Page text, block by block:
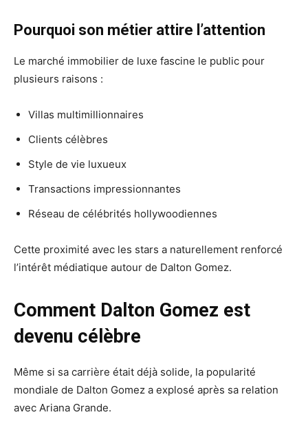
Pourquoi son métier attire l’attention
Le marché immobilier de luxe fascine le public pour
plusieurs raisons :
Villas multimillionnaires
Clients célèbres
Style de vie luxueux
Transactions impressionnantes
Réseau de célébrités hollywoodiennes
Cette proximité avec les stars a naturellement renforcé
l’intérêt médiatique autour de Dalton Gomez.
Comment Dalton Gomez est
devenu célèbre
Même si sa carrière était déjà solide, la popularité
mondiale de Dalton Gomez a explosé après sa relation
avec Ariana Grande.